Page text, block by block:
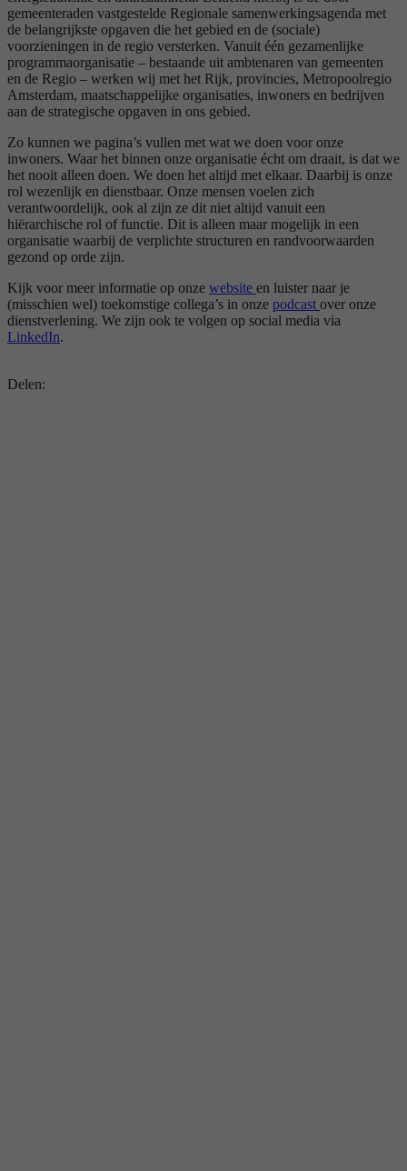
gemeenteraden vastgestelde Regionale samenwerkingsagenda met
de belangrijkste opgaven die het gebied en de (sociale)
voorzieningen in de regio versterken. Vanuit één gezamenlijke
programmaorganisatie – bestaande uit ambtenaren van gemeenten
en de Regio – werken wij met het Rijk, provincies, Metropoolregio
Amsterdam, maatschappelijke organisaties, inwoners en bedrijven
aan de strategische opgaven in ons gebied.
Zo kunnen we pagina’s vullen met wat we doen voor onze
inwoners. Waar het binnen onze organisatie écht om draait, is dat we
het nooit alleen doen. We doen het altijd met elkaar. Daarbij is onze
rol wezenlijk en dienstbaar. Onze mensen voelen zich
verantwoordelijk, ook al zijn ze dit niet altijd vanuit een
hiërarchische rol of functie. Dit is alleen maar mogelijk in een
organisatie waarbij de verplichte structuren en randvoorwaarden
gezond op orde zijn.
Kijk voor meer informatie op onze website en luister naar je
(misschien wel) toekomstige collega’s in onze podcast over onze
dienstverlening. We zijn ook te volgen op social media via
LinkedIn.
Delen: